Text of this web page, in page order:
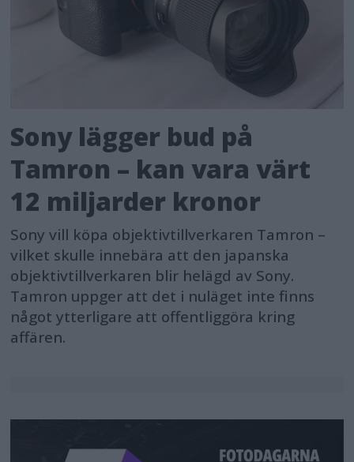
Sony lägger bud på
Tamron – kan vara värt
12 miljarder kronor
Sony vill köpa objektivtillverkaren Tamron –
vilket skulle innebära att den japanska
objektivtillverkaren blir helägd av Sony.
Tamron uppger att det i nuläget inte finns
något ytterligare att offentliggöra kring
affären.